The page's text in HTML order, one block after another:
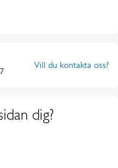
Vill du kontakta oss?
dig?